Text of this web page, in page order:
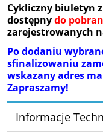
Cykliczny biuletyn
dostępnydo
zarejestrowanych
Po dodaniu
sfinalizowaniu
wskazany adres
Zapraszamy!
Informacje